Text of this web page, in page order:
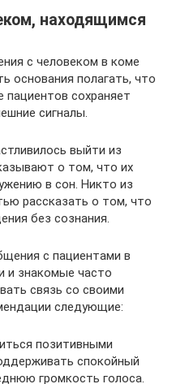
находящимся
с человеком в коме
основания полагать, что
пациентов сохраняет
сигналы.
выйти из
о том, что их
в сон. Никто из
рассказать о том, что
без сознания.
с пациентами в
и знакомые часто
связь со своими
следующие:
позитивными
спокойный
громкость голоса.